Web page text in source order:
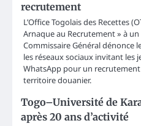
recrutement
L’Office Togolais des Recettes
Arnaque au Recrutement » à
Commissaire Général dénonce
les réseaux sociaux invitant les
WhatsApp pour un recrutement
territoire douanier.
Togo–Université de
après 20 ans d’activité